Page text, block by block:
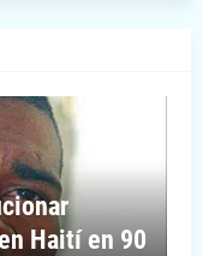
Haití en 90